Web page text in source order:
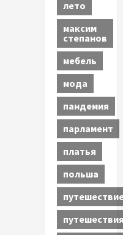
лето
максим
степанов
мебель
мода
пандемия
парламент
платья
польша